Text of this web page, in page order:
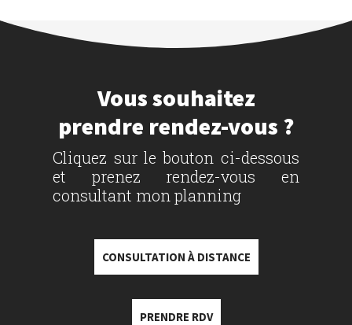
Vous souhaitez
prendre rendez-vous ?
Cliquez sur le bouton ci-dessous
et prenez rendez-vous en
consultant mon planning
CONSULTATION À DISTANCE
PRENDRE RDV